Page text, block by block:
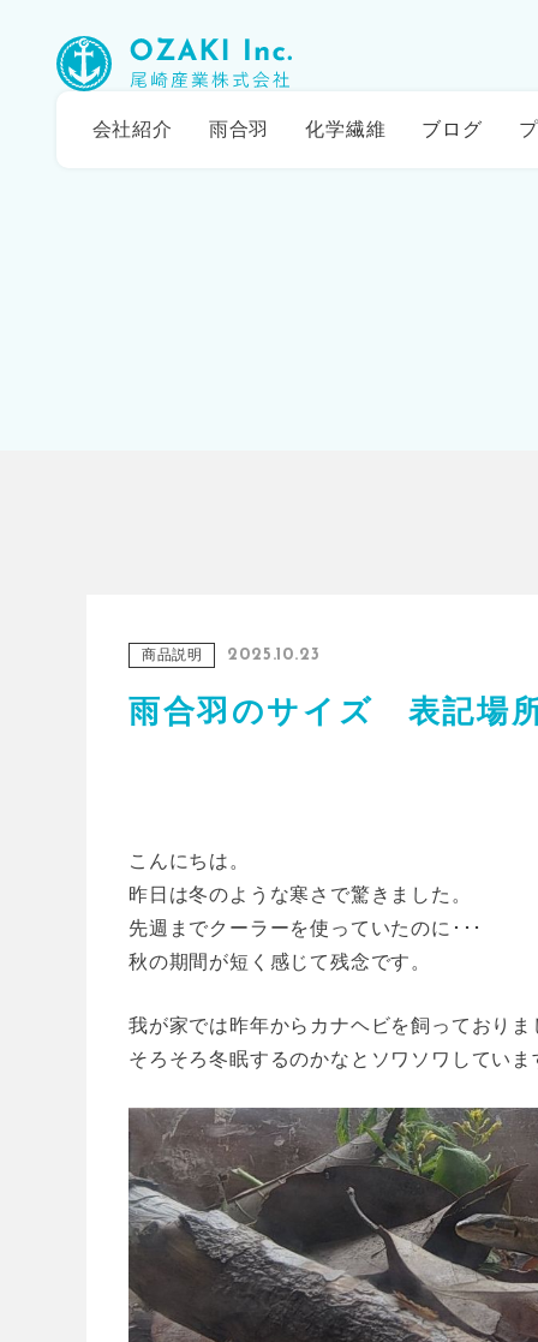
会社紹介 雨合羽 化学繊維 ブログ
商品説明 2025.10.23
雨合羽のサイズ 表記場
こんにちは。
昨日は冬のような寒さで驚きました。
先週までクーラーを使っていたのに･･･
秋の期間が短く感じて残念です。
我が家では昨年からカナヘビを飼っておりま
そろそろ冬眠するのかなとソワソワしていま